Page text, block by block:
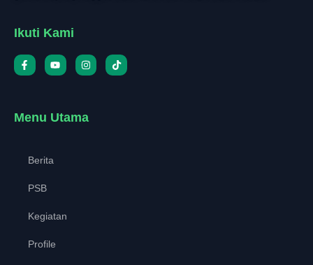
Ikuti Kami
Menu Utama
Berita
PSB
Kegiatan
Profile